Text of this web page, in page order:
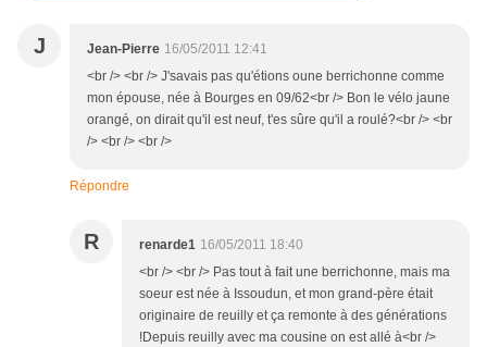
J Jean-Pierre 16/05/2011 12:41
<br /> <br /> J'savais pas qu'étions oune berrichonne comme
mon épouse, née à Bourges en 09/62<br /> Bon le vélo jaune
orangé, on dirait qu'il est neuf, t'es sûre qu'il a roulé?<br /> <br
/> <br /> <br />
Répondre
R renarde1 16/05/2011 18:40
<br /> <br /> Pas tout à fait une berrichonne, mais ma
soeur est née à Issoudun, et mon grand-père était
originaire de reuilly et ça remonte à des générations
!Depuis reuilly avec ma cousine on est allé à<br />